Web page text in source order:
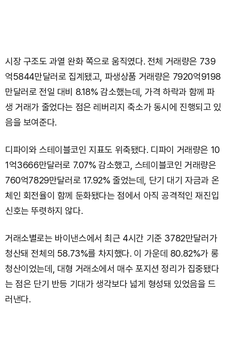
시장 구조도 과열 완화 쪽으로 움직였다. 전체 거래량은 739
억5844만달러로 집계됐고, 파생상품 거래량은 7920억9198
만달러로 전일 대비 8.18% 감소했는데, 가격 하락과 함께 파
생 거래가 줄었다는 점은 레버리지 축소가 동시에 진행되고 있
음을 보여준다.
디파이와 스테이블코인 지표도 위축됐다. 디파이 거래량은 10
1억3666만달러로 7.07% 감소했고, 스테이블코인 거래량은
760억7829만달러로 17.92% 줄었는데, 단기 대기 자금과 온
체인 회전율이 함께 둔화됐다는 점에서 아직 공격적인 재진입
신호는 뚜렷하지 않다.
거래소별로는 바이낸스에서 최근 4시간 기준 3782만달러가
청산돼 전체의 58.73%를 차지했다. 이 가운데 80.82%가 롱
청산이었는데, 대형 거래소에서 매수 포지션 정리가 집중됐다
는 점은 단기 반등 기대가 생각보다 넓게 형성돼 있었음을 드
러낸다.